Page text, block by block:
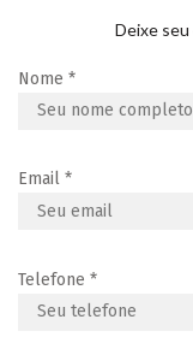
Deixe
Nome *
Email *
Telefone *